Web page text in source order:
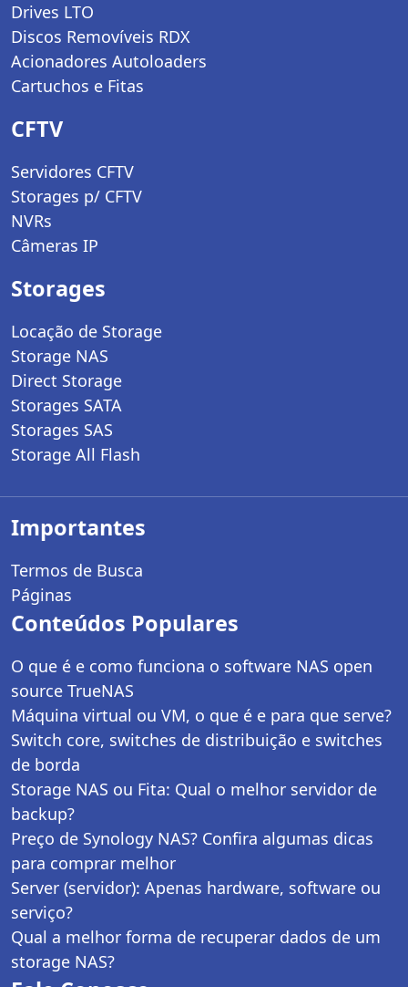
Drives LTO
Discos Removíveis RDX
Acionadores Autoloaders
Cartuchos e Fitas
CFTV
Servidores CFTV
Storages p/ CFTV
NVRs
Câmeras IP
Storages
Locação de Storage
Storage NAS
Direct Storage
Storages SATA
Storages SAS
Storage All Flash
Importantes
Termos de Busca
Páginas
Conteúdos Populares
O que é e como funciona o software NAS open
source TrueNAS
Máquina virtual ou VM, o que é e para que serve?
Switch core, switches de distribuição e switches
de borda
Storage NAS ou Fita: Qual o melhor servidor de
backup?
Preço de Synology NAS? Confira algumas dicas
para comprar melhor
Server (servidor): Apenas hardware, software ou
serviço?
Qual a melhor forma de recuperar dados de um
storage NAS?